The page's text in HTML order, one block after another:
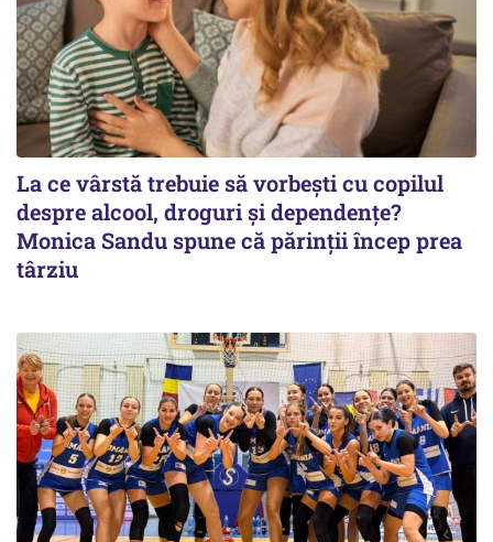
La ce vârstă trebuie să vorbești cu copilul
despre alcool, droguri și dependențe?
Monica Sandu spune că părinții încep prea
târziu